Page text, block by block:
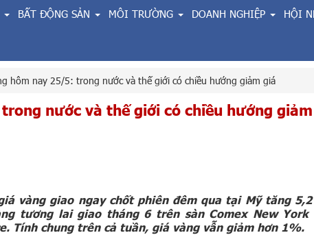
BẤT ĐỘNG SẢN MÔI TRƯỜNG DOANH NGHIỆP HỘI
hôm nay 25/5: trong nước và thế giới có chiều hướng giảm giá
nước và thế giới có chiều hướng
vàng giao ngay chốt phiên đêm qua tại Mỹ tăng 5,2
tương lai giao tháng 6 trên sàn Comex New York
Tính chung trên cả tuần, giá vàng vẫn giảm hơn 1%.